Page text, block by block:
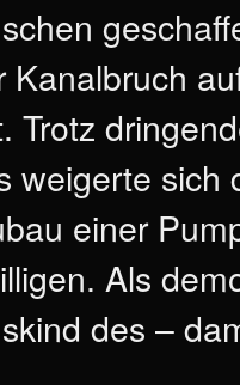
Kanalbruch
Trotz
weigerte
einer
Als
des –